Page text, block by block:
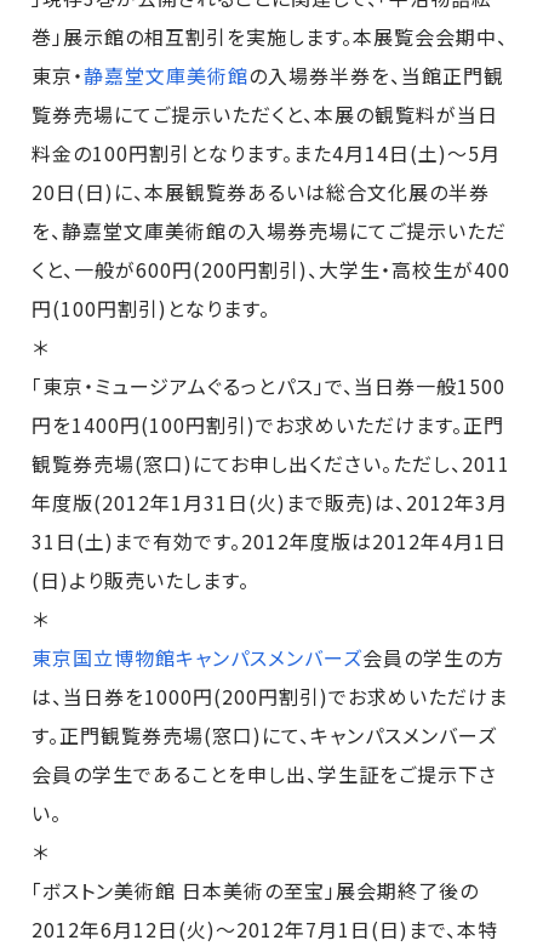
巻」展示館の相互割引を実施します。本展覧会会期中、
東京・静嘉堂文庫美術館の入場券半券を、当館正門観
覧券売場にてご提示いただくと、本展の観覧料が当日
料金の100円割引となります。また4月14日(土)～5月
20日(日)に、本展観覧券あるいは総合文化展の半券
を、静嘉堂文庫美術館の入場券売場にてご提示いただ
くと、一般が600円(200円割引)、大学生・高校生が400
円(100円割引)となります。
＊
「東京・ミュージアムぐるっとパス」で、当日券一般1500
円を1400円(100円割引)でお求めいただけます。正門
観覧券売場(窓口)にてお申し出ください。ただし、2011
年度版(2012年1月31日(火)まで販売)は、2012年3月
31日(土)まで有効です。2012年度版は2012年4月1日
(日)より販売いたします。
＊
東京国立博物館キャンパスメンバーズ会員の学生の方
は、当日券を1000円(200円割引)でお求めいただけま
す。正門観覧券売場(窓口)にて、キャンパスメンバーズ
会員の学生であることを申し出、学生証をご提示下さ
い。
＊
「ボストン美術館 日本美術の至宝」展会期終了後の
2012年6月12日(火)～2012年7月1日(日)まで、本特